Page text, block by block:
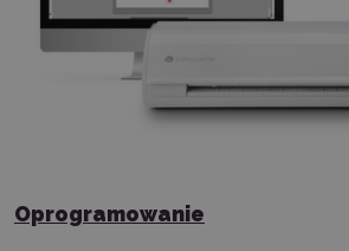
Oprogramowanie